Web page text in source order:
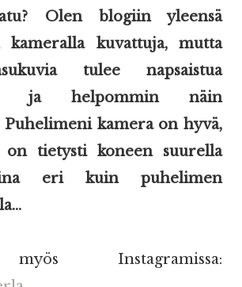
Olen blogiin yleensä
kuvattuja, mutta
tulee napsaistua
ja helpommin näin
kamera on hyvä,
on tietysti koneen suurella
eri kuin puhelimen
Instagramissa: